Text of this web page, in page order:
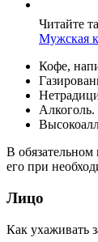
Читайте
Мужская
Кофе,
Алкоголь.
В обязательном
его при
Лицо
Как ухаживать